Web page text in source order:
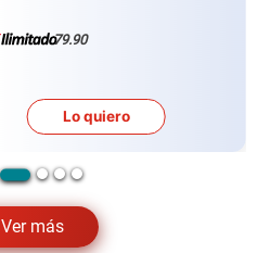
Ver más